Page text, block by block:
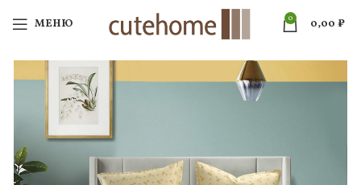
МЕНЮ 0 0,00 ₽